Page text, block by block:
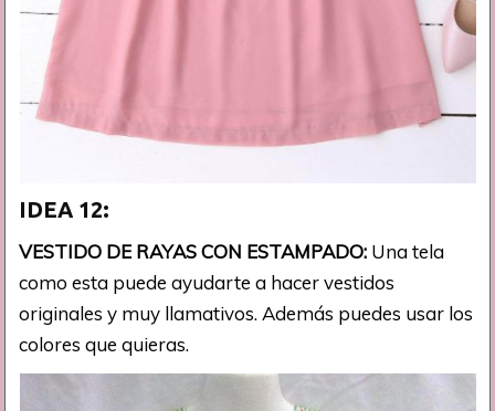
IDEA 12:
VESTIDO DE RAYAS CON ESTAMPADO: Una tela
como esta puede ayudarte a hacer vestidos
originales y muy llamativos. Además puedes usar los
colores que quieras.